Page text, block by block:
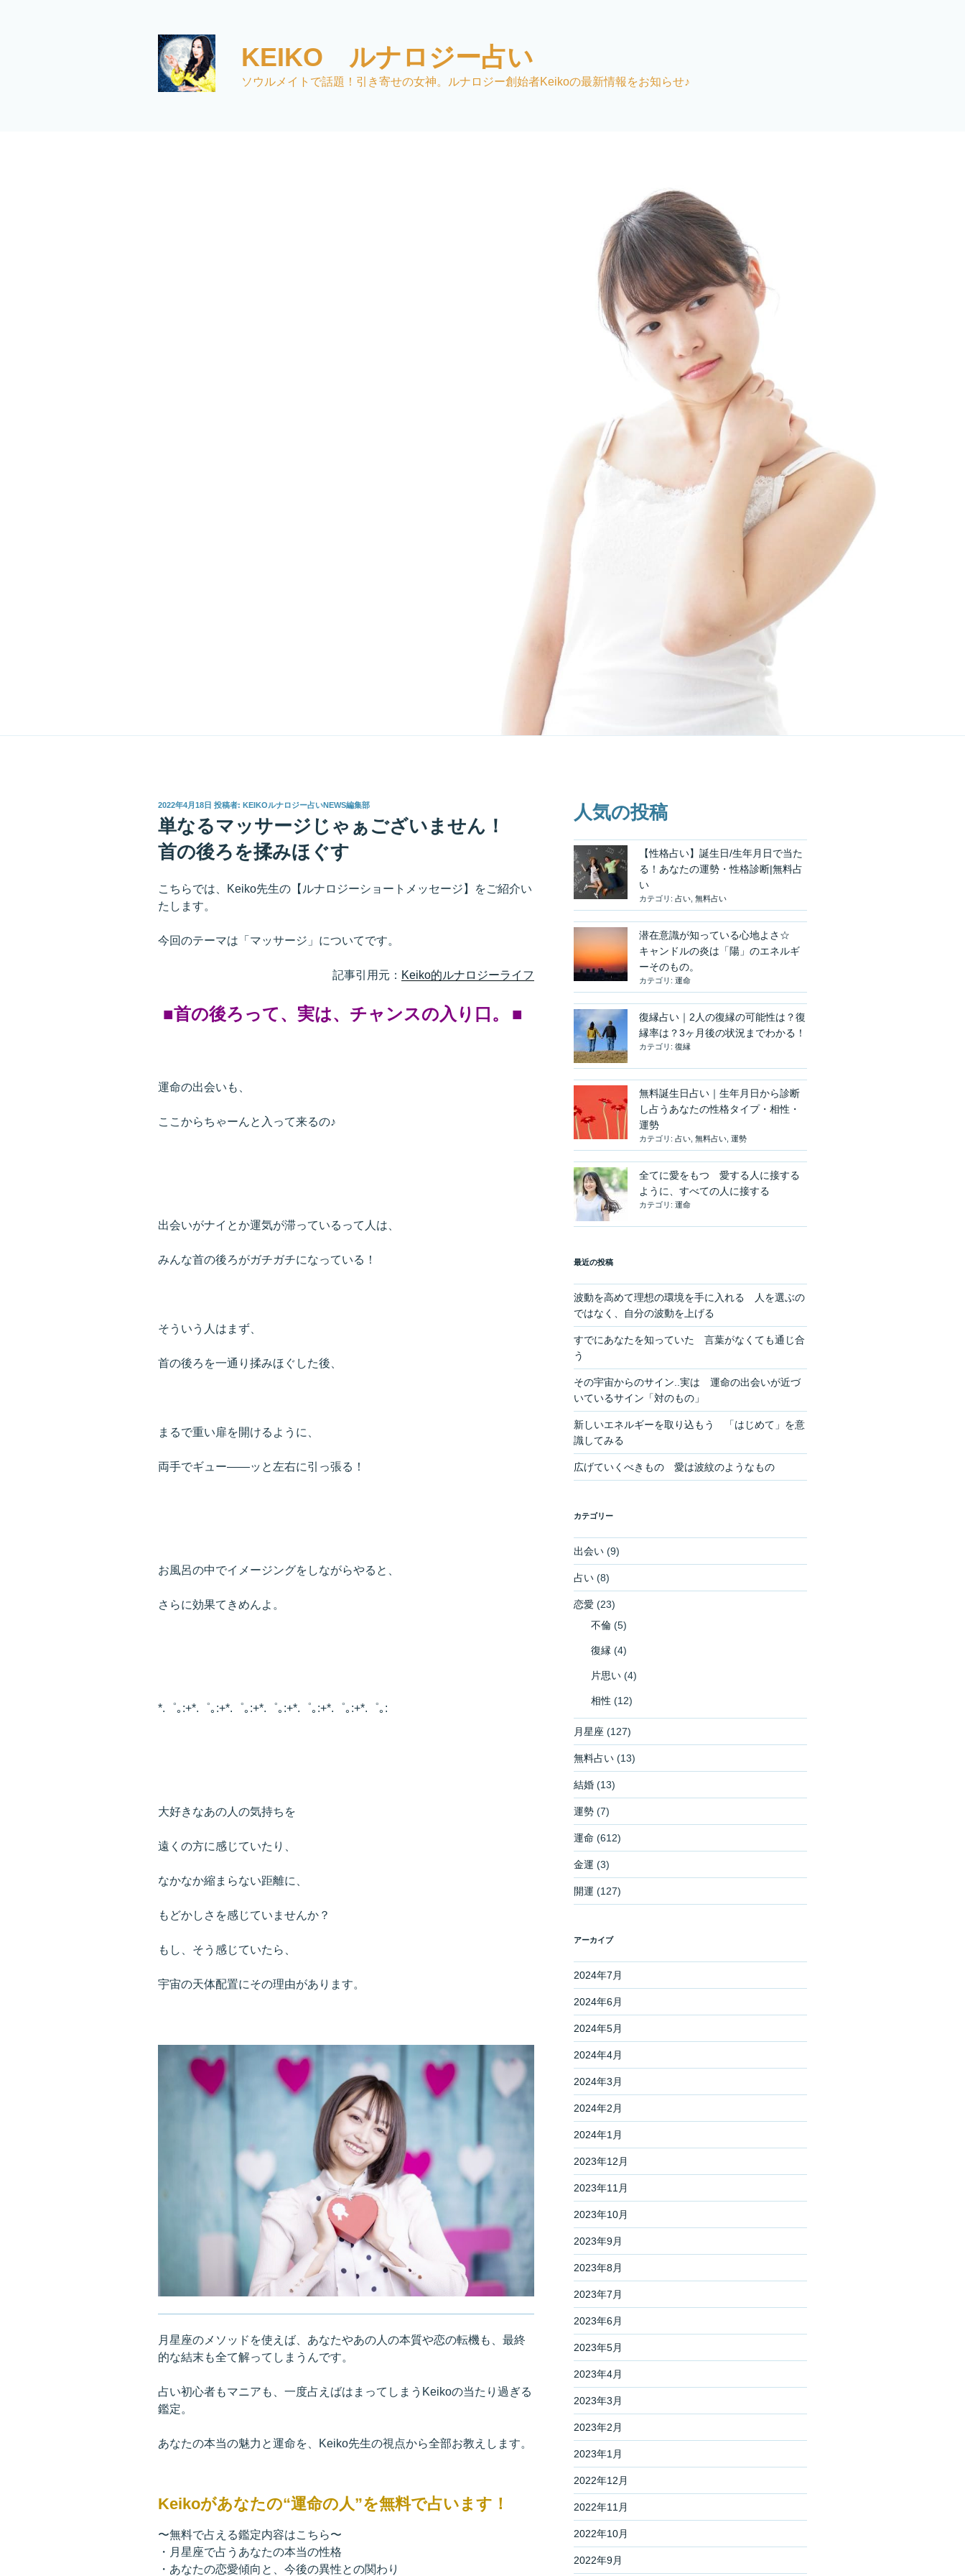
KEIKO ルナロジー占い
ソウルメイトで話題！引き寄せの女神。ルナロジー創始者Keikoの最新情報をお知らせ♪
投
稿
日:
2022年4月18日 投稿者: KEIKOルナロジー占いNEWS編集部
単なるマッサージじゃぁございません！
首の後ろを揉みほぐす
こちらでは、Keiko先生の【ルナロジーショートメッセージ】をご紹介い
たします。
今回のテーマは「マッサージ」についてです。
記事引用元： Keiko的ルナロジーライフ
■首の後ろって、実は、チャンスの入り口。 ■
運命の出会いも、
ここからちゃーんと入って来るの♪
出会いがナイとか運気が滞っているって人は、
みんな首の後ろがガチガチになっている！
そういう人はまず、
首の後ろを一通り揉みほぐした後、
まるで重い扉を開けるように、
両手でギュー――ッと左右に引っ張る！
お風呂の中でイメージングをしながらやると、
さらに効果てきめんよ。
*.゜｡:+*.゜｡:+*.゜｡:+*.゜｡:+*.゜｡:+*.゜｡:+*.゜｡:
大好きなあの人の気持ちを
遠くの方に感じていたり、
なかなか縮まらない距離に、
もどかしさを感じていませんか？
もし、そう感じていたら、
宇宙の天体配置にその理由があります。
月星座のメソッドを使えば、あなたやあの人の本質や恋の転機も、最終
的な結末も全て解ってしまうんです。
占い初心者もマニアも、一度占えばはまってしまうKeikoの当たり過ぎる
鑑定。
あなたの本当の魅力と運命を、Keiko先生の視点から全部お教えします。
Keikoがあなたの“運命の人”を無料で占います！
〜無料で占える鑑定内容はこちら〜
・月星座で占うあなたの本当の性格
・あなたの恋愛傾向と、今後の異性との関わり
人気の投稿
【性格占い】誕生日/生年月日で当た
る！あなたの運勢・性格診断|無料占
い
カテゴリ: 占い, 無料占い
潜在意識が知っている心地よさ☆
キャンドルの炎は「陽」のエネルギ
ーそのもの。
カテゴリ: 運命
復縁占い｜2人の復縁の可能性は？復
縁率は？3ヶ月後の状況までわかる！
カテゴリ: 復縁
無料誕生日占い｜生年月日から診断
し占うあなたの性格タイプ・相性・
運勢
カテゴリ: 占い, 無料占い, 運勢
全てに愛をもつ 愛する人に接する
ように、すべての人に接する
カテゴリ: 運命
最近の投稿
波動を高めて理想の環境を手に入れる 人を選ぶの
ではなく、自分の波動を上げる
すでにあなたを知っていた 言葉がなくても通じ合
う
その宇宙からのサイン..実は 運命の出会いが近づ
いているサイン「対のもの」
新しいエネルギーを取り込もう 「はじめて」を意
識してみる
広げていくべきもの 愛は波紋のようなもの
カテゴリー
出会い(9)
占い(8)
恋愛(23)
不倫(5)
復縁 (4)
片思い(4)
相性 (12)
月星座 (127)
無料占い(13)
結婚(13)
運勢(7)
運命 (612)
金運 (3)
開運 (127)
アーカイブ
2024年7月
2024年6月
2024年5月
2024年4月
2024年3月
2024年2月
2024年1月
2023年12月
2023年11月
2023年10月
2023年9月
2023年8月
2023年7月
2023年6月
2023年5月
2023年4月
2023年3月
2023年2月
2023年1月
2022年12月
2022年11月
2022年10月
2022年9月